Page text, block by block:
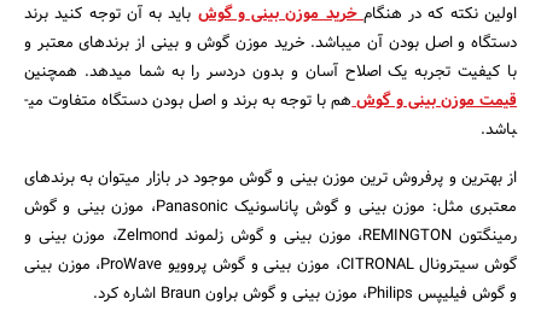
اولین نکته که در هنگامخرید موزن بینی و گوش باید به آن توجه کنید برند
دستگاه و اصل بودن آن می­باشد. خرید موزن گوش و بینی از برندهای معتبر و
با کیفیت تجربه یک اصلاح آسان و بدون دردسر را به شما می­دهد. همچنین
قیمت موزن بینی و گوشهم با توجه به برند و اصل بودن دستگاه متفاوت می­
باشد.
از بهترین و پرفروش ترین موزن بینی و گوش موجود در بازار می­توان به برندهای
معتبری مثل: موزن بینی و گوش پاناسونیک Panasonic، موزن بینی و گوش
رمینگتون REMINGTON، موزن بینی و گوش زلموند Zelmond، موزن بینی و
گوش سیترونال CITRONAL، موزن بینی و گوش پروویو ProWave، موزن بینی
و گوش فیلیپس Philips، موزن بینی و گوش براون Braun اشاره کرد.